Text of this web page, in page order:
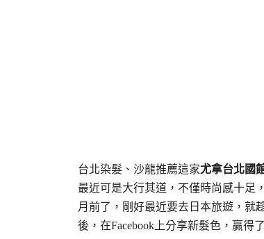
台北染髮、沙龍推薦這家尤拿台北國
最近可是大行其道，不僅時尚感十足
月前了，剛好最近要去日本旅遊，就
後，在Facebook上分享新髮色，贏得